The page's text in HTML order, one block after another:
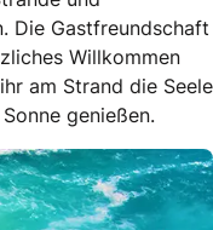
Die Gastfreundschaft
Willkommen
am Strand die Seele
genießen.